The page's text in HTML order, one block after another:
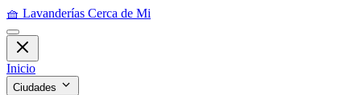
🧺 Lavanderías Cerca de Mi
Inicio
Ciudades